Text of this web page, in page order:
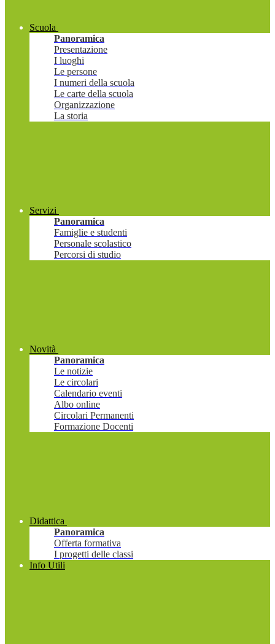
Scuola
Panoramica
Presentazione
I luoghi
Le persone
I numeri della scuola
Le carte della scuola
Organizzazione
La storia
Servizi
Panoramica
Famiglie e studenti
Personale scolastico
Percorsi di studio
Novità
Panoramica
Le notizie
Le circolari
Calendario eventi
Albo online
Circolari Permanenti
Formazione Docenti
Didattica
Panoramica
Offerta formativa
I progetti delle classi
Info Utili